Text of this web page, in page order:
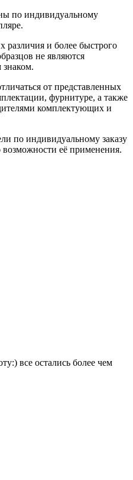
по индивидуальному
различия и более быстрого
не являются
от представленных
фурнитуре, а также
комплектующих и
по индивидуальному заказу
её применения.
все остались более чем